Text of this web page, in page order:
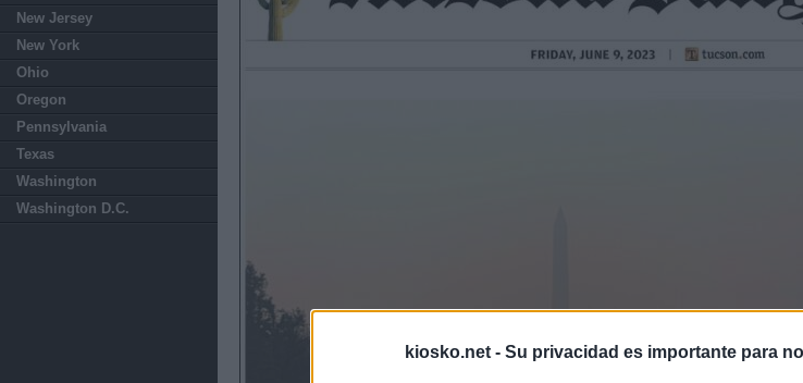
kiosko.net - Su privacidad es importante para
New Jersey
New York
Ohio
Oregon
Pennsylvania
Texas
Washington
Washington D.C.